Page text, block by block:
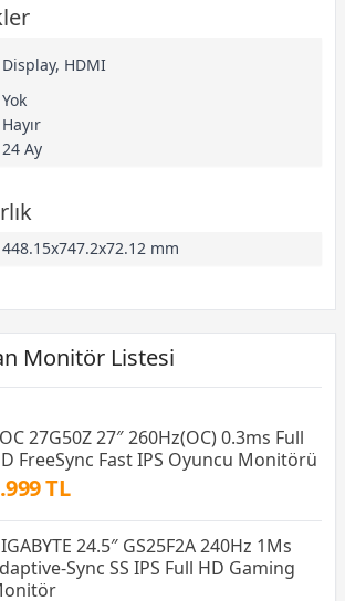
Display, HDMI
Yok
Hayır
24 Ay
448.15x747.2x72.12‎ mm
Monitör Listesi
27G50Z 27″ 260Hz(OC) 0.3ms Full
FreeSync Fast IPS Oyuncu Monitörü
TL
24.5″ GS25F2A 240Hz 1Ms
Sync SS IPS Full HD Gaming